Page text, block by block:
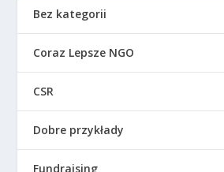
Bez kategorii
Coraz Lepsze NGO
CSR
Dobre przykłady
Fundraising